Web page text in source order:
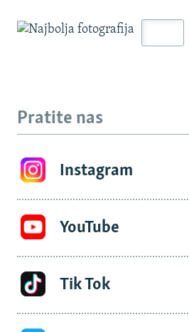
Pratite nas
Instagram
YouTube
Tik Tok